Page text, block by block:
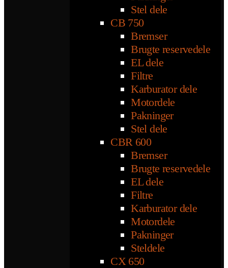
Stel dele
CB 750
Bremser
Brugte reservedele
EL dele
Filtre
Karburator dele
Motordele
Pakninger
Stel dele
CBR 600
Bremser
Brugte reservedele
EL dele
Filtre
Karburator dele
Motordele
Pakninger
Steldele
CX 650